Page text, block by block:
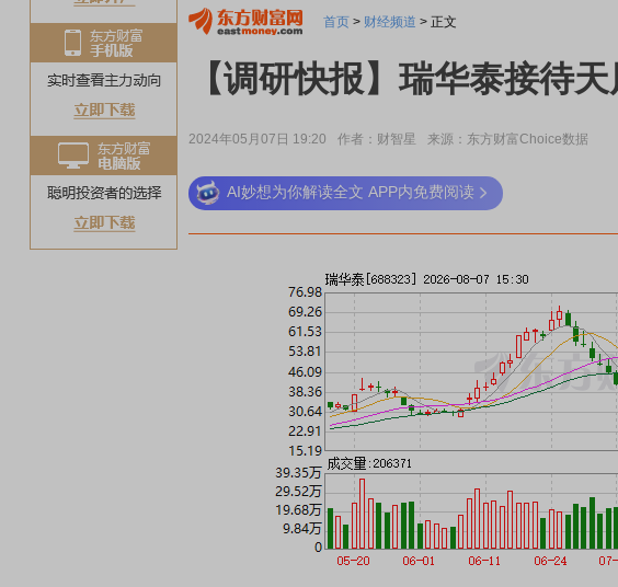
首页 > 财经频道 > 正文
【调研快报】瑞华泰接待
2024年05月07日 19:20 作者：财智星 来源：东方财富Choice数据
AI妙想为你解读全文 APP内免费阅读
稀土板块领涨